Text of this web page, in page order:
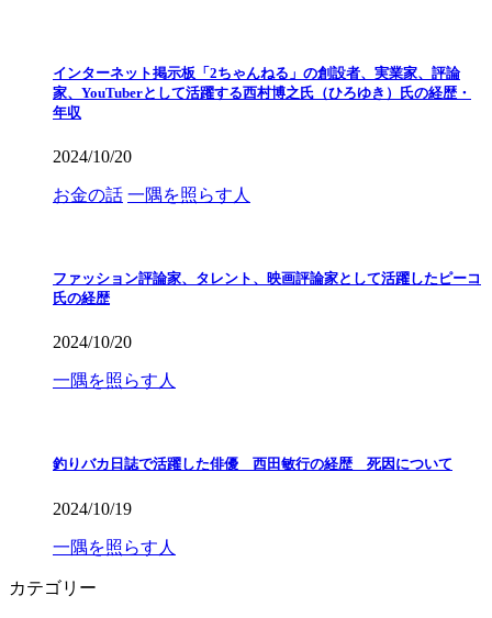
インターネット掲示板「2ちゃんねる」の創設者、実業家、評論
家、YouTuberとして活躍する西村博之氏（ひろゆき）氏の経歴・
年収
2024/10/20
お金の話 一隅を照らす人
ファッション評論家、タレント、映画評論家として活躍したピーコ
氏の経歴
2024/10/20
一隅を照らす人
釣りバカ日誌で活躍した俳優 西田敏行の経歴 死因について
2024/10/19
一隅を照らす人
カテゴリー